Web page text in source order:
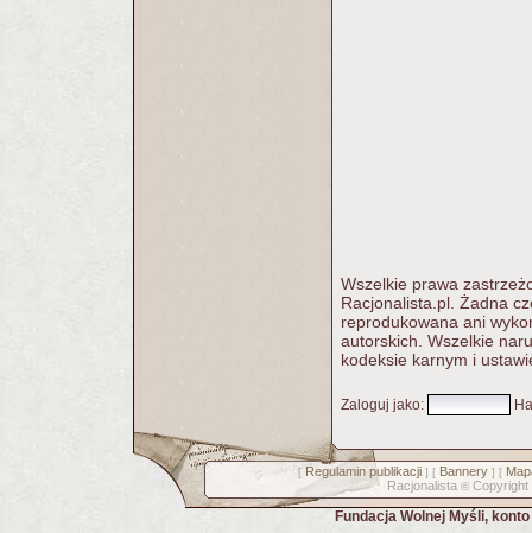
Wszelkie prawa
Racjonalista.pl. Żadna
reprodukowana ani
autorskich. Wszelkie
kodeksie karnym i
Zaloguj jako:
[ Regulamin publikacji] [ Bannery] [
Racjonalista © Copyright
Fundacja Wolnej Myśli,